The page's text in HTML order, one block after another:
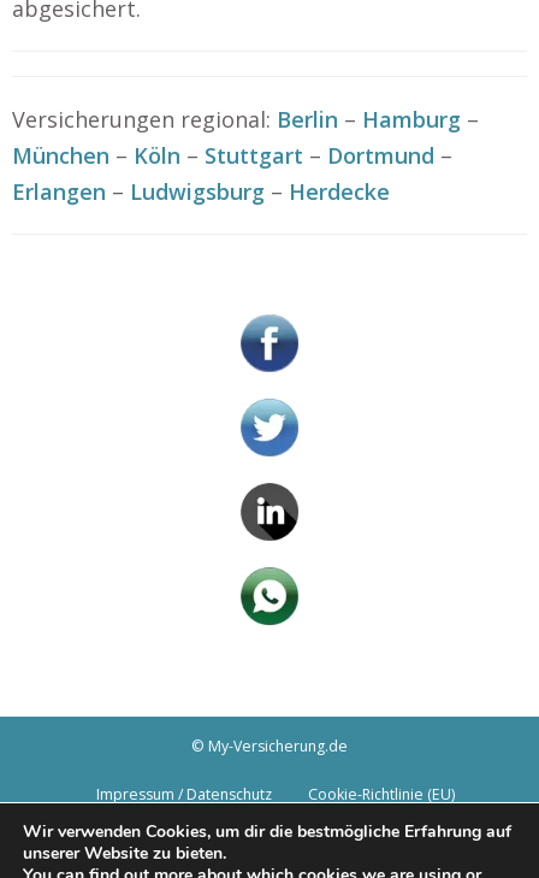
abgesichert.
Versicherungen regional: Berlin – Hamburg –
München – Köln – Stuttgart – Dortmund –
Erlangen – Ludwigsburg – Herdecke
© My-Versicherung.de
Impressum / Datenschutz Cookie-Richtlinie (EU)
Wir verwenden Cookies, um dir die bestmögliche Erfahrung auf
unserer Website zu bieten.